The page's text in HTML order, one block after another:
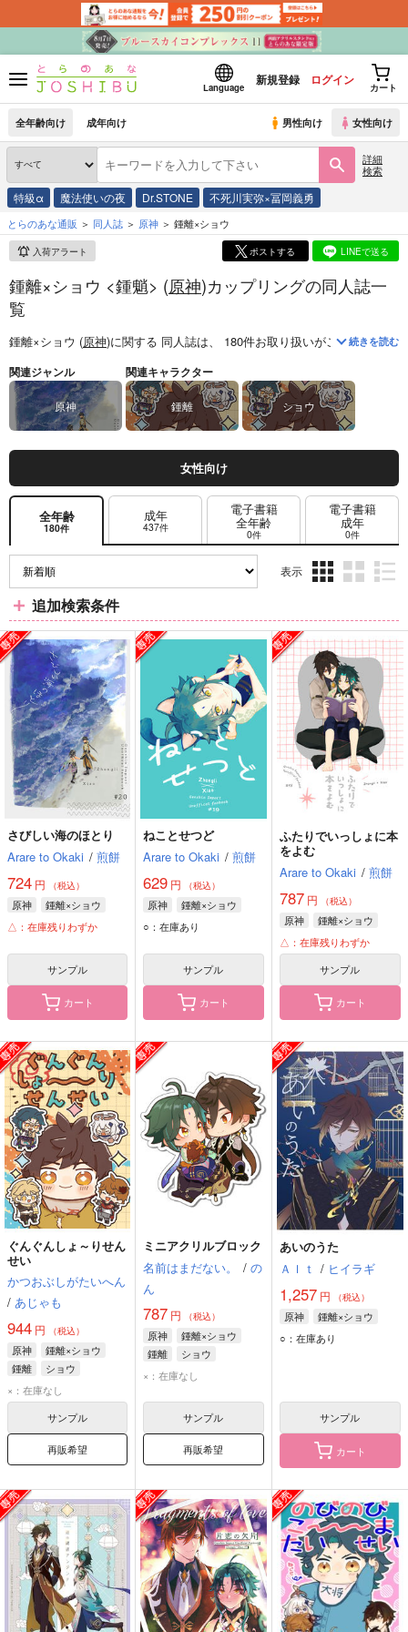
Language
新規登録 ログイン
カート
全年齢向け 成年向け 男性向け 女性向け
詳細
検索
特級α 魔法使いの夜 Dr.STONE 不死川実弥×冨岡義勇
とらのあな通販 同人誌 原神 鍾離×ショウ
入荷アラート ポストする LINEで送る
鍾離×ショウ <鍾魈> (原神)カップリングの同人誌一
覧
鍾離×ショウ (原神)に関する 同人誌は、 180件お取り扱いがございます。
続きを読む
関連ジャンル
原神
関連キャラクター
鍾離 ショウ
女性向け
全年齢
180件
成年
437件
電子書籍
全年齢
0件
電子書籍
成年
0件
表示
ム
表
示
ム
表
示
ム
表
示
追加検索条件
さびしい海のほとり
Arare to Okaki / 煎餅
724 円 （税込）
原神
鍾離×ショウ
△：在庫残りわずか
サンプル
カート
ねことせつど
Arare to Okaki / 煎餅
629 円 （税込）
原神
鍾離×ショウ
○：在庫あり
サンプル
カート
ふたりでいっしょに本
をよむ
Arare to Okaki / 煎餅
787円 （税込）
原神
鍾離×ショウ
△：在庫残りわずか
サンプル
カート
ぐんぐんしょ～りせん
せい
かつおぶしがたいへん
/ あじゃも
944 円 （税込）
原神
鍾離×ショウ
鍾離
ショウ
×：在庫なし
サンプル
再販希望
ミニアクリルブロック
名前はまだない。
/ の
ん
787 円 （税込）
原神
鍾離×ショウ
鍾離
ショウ
×：在庫なし
サンプル
再販希望
あいのうた
Ａｌｔ / ヒイラギ
1,257円 （税込）
原神
鍾離×ショウ
○：在庫あり
サンプル
カート